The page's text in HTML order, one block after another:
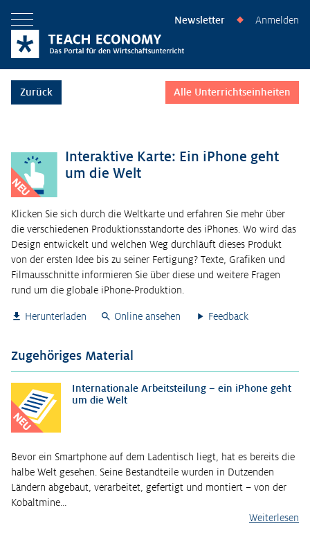
Menü öffnen Newsletter ◆ Anmelden
Zurück Alle Unterrichtseinheiten
NEU
Interaktive Karte: Ein iPhone geht
um die Welt
Klicken Sie sich durch die Weltkarte und erfahren Sie mehr über
die verschiedenen Produktionsstandorte des iPhones. Wo wird das
Design entwickelt und welchen Weg durchläuft dieses Produkt
von der ersten Idee bis zu seiner Fertigung? Texte, Grafiken und
Filmausschnitte informieren Sie über diese und weitere Fragen
rund um die globale iPhone-Produktion.
Herunterladen Online ansehen Feedback
Zugehöriges Material
NEU
Internationale Arbeitsteilung – ein iPhone geht
um die Welt
Bevor ein Smartphone auf dem Ladentisch liegt, hat es bereits die
halbe Welt gesehen. Seine Bestandteile wurden in Dutzenden
Ländern abgebaut, verarbeitet, gefertigt und montiert – von der
Kobaltmine…
Weiterlesen